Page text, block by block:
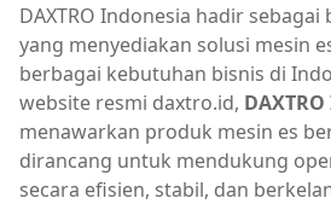
DAXTRO Indonesia hadir
yang menyediakan solusi mesin
berbagai kebutuhan bisnis di
website resmi daxtro.id,
menawarkan produk mesin es
dirancang untuk mendukung
secara efisien, stabil, dan